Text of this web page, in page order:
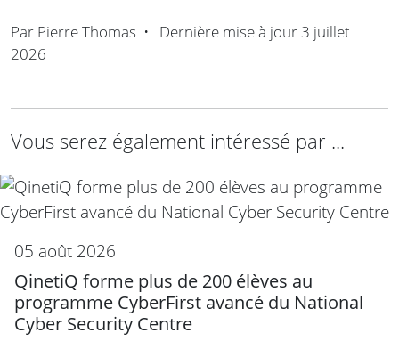
Par Pierre Thomas • Dernière mise à jour 3 juillet
2026
Vous serez également intéressé par ...
05 août 2026
QinetiQ forme plus de 200 élèves au
programme CyberFirst avancé du National
Cyber Security Centre